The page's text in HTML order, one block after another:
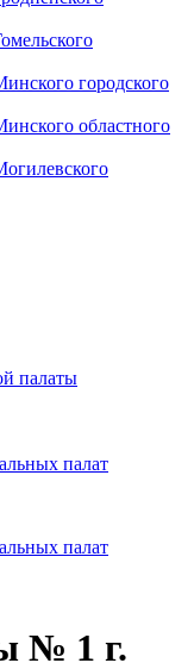
городского
областного
палаты
палат
палат
№ 1 г.